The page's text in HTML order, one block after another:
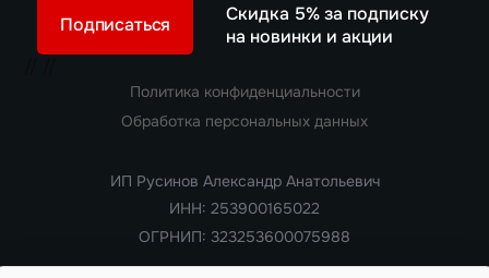
Скидка 5% за подписку
на новинки и акции
Подписаться
Политика конфиденциальности
Обработка персональных данных
ИП Русинов Александр Анатольевич
ИНН: 253900165022
ОГРНИП: 323253600075988